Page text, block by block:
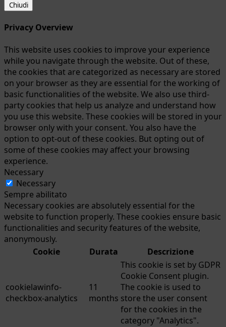
Chiudi
Privacy Overview
This website uses cookies to improve your experience
while you navigate through the website. Out of these,
the cookies that are categorized as necessary are stored
on your browser as they are essential for the working of
basic functionalities of the website. We also use third-
party cookies that help us analyze and understand how
you use this website. These cookies will be stored in your
browser only with your consent. You also have the
option to opt-out of these cookies. But opting out of
some of these cookies may affect your browsing
experience.
Necessary
Necessary
Sempre abilitato
Necessary cookies are absolutely essential for the
website to function properly. These cookies ensure basic
functionalities and security features of the website,
anonymously.
Cookie
Durata Descrizione
cookielawinfo-
checkbox-analytics
11
months
This cookie is set by GDPR
Cookie Consent plugin.
The cookie is used to
store the user consent
for the cookies in the
category "Analytics".